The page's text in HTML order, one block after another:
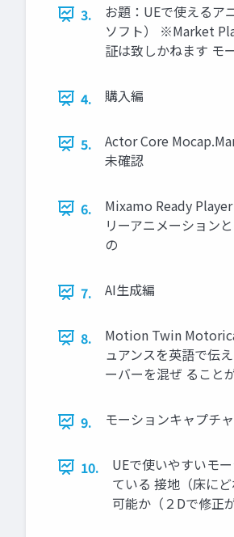
3.
お題：UEで使えるア
ソフト） ※Market
証は致しかねます モ
4. 購入編
5.
Actor Core
未確認
6.
Mixamo Ready
リーアニメーション
の
7. AI生成編
8.
Motion Twin
ュアンスを英語で伝
ーバーを混ぜ ること
9. モーションキャプチ
10.
UEで使いやすいモ
ている 接地（床に
可能か（２Dで修正